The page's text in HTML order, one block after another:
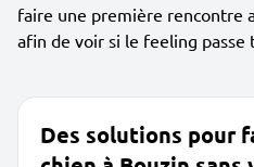
faire une première rencontre
afin de voir si le feeling
Des solutions pour